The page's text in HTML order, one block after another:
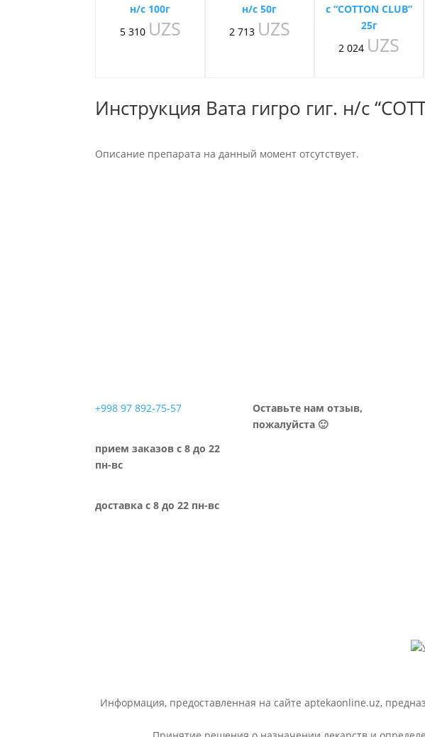
н/с 100г
5 310 UZS
н/с 50г
2 713 UZS
с “COTTON CLUB”
25г
2 024 UZS
Инструкция Вата гигро гиг. н/с
Описание препарата на данный момент отсутствует.
+998 97 892-75-57
прием заказов с 8 до 22
пн-вс
доставка с 8 до 22 пн-вс
Оставьте нам отзыв,
пожалуйста 🙂
Информация, предоставленная на сайте aptekaonline.uz,